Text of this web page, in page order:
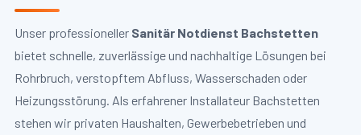
Unser professioneller Sanitär Notdienst Bachstetten
bietet schnelle, zuverlässige und nachhaltige Lösungen bei
Rohrbruch, verstopftem Abfluss, Wasserschaden oder
Heizungsstörung. Als erfahrener Installateur Bachstetten
stehen wir privaten Haushalten, Gewerbebetrieben und